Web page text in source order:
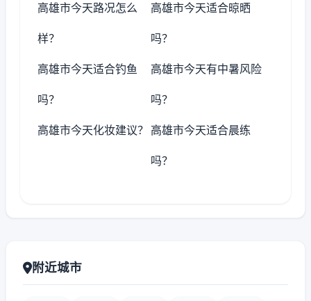
高雄市今天路况怎么
样？
高雄市今天适合晾晒
吗？
高雄市今天适合钓鱼
吗？
高雄市今天有中暑风险
吗？
高雄市今天化妆建议？ 高雄市今天适合晨练
吗？
附近城市